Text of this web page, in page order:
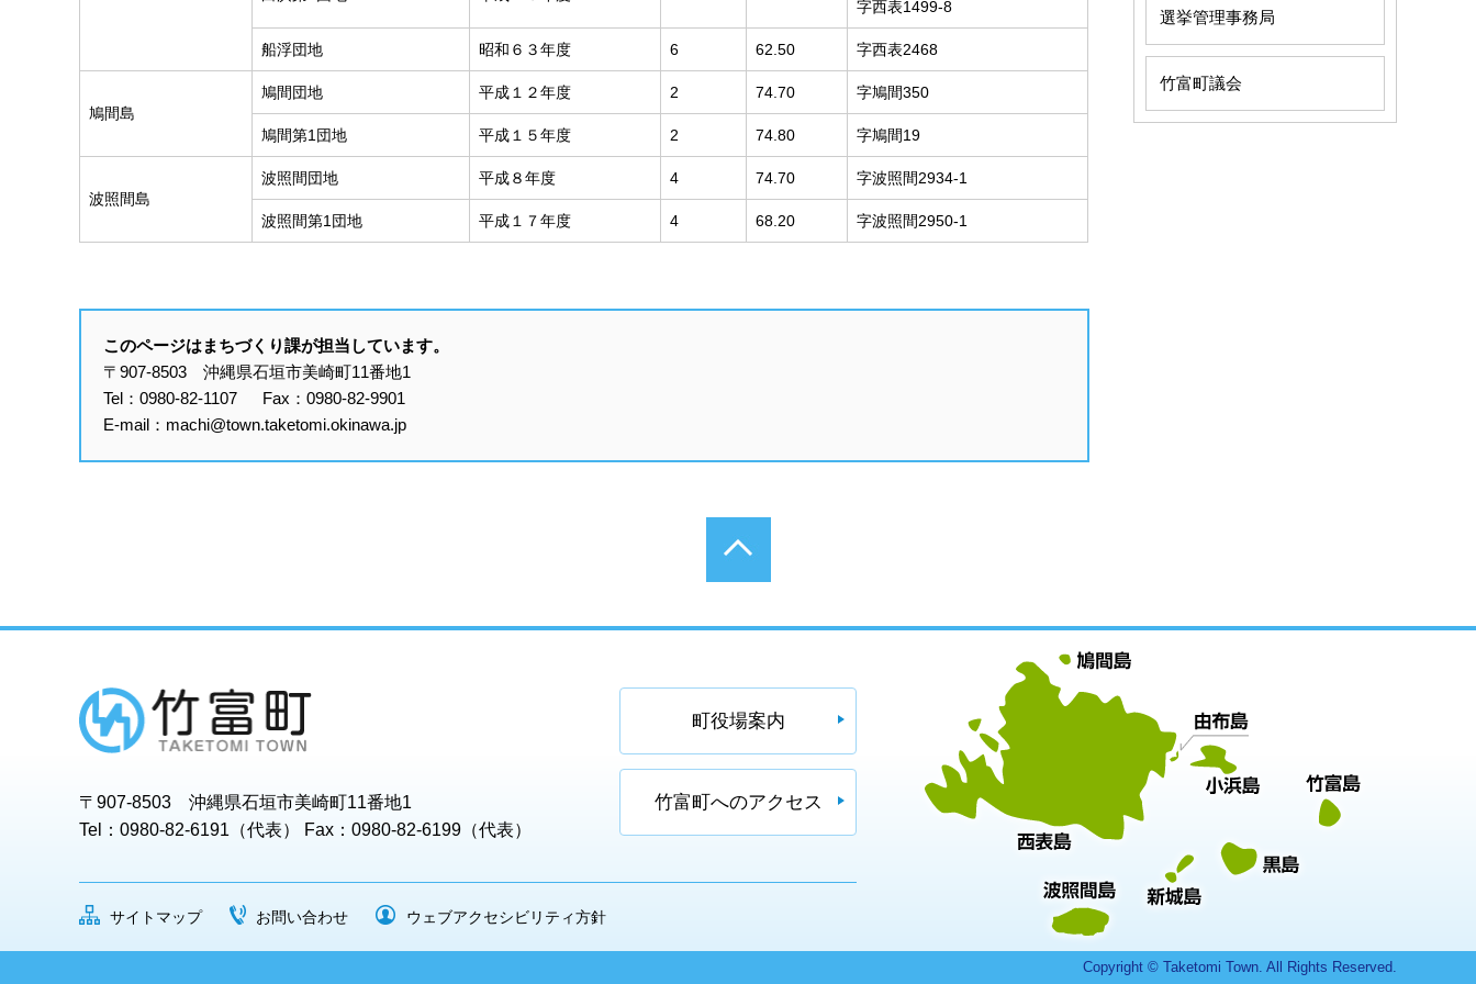
字西表1499-8
船浮団地 昭和６３年度 6 62.50 字西表2468
鳩間島
鳩間団地 平成１２年度 2 74.70 字鳩間350
鳩間第1団地 平成１５年度 2 74.80 字鳩間19
波照間島
波照間団地 平成８年度 4 74.70 字波照間2934-1
波照間第1団地 平成１７年度 4 68.20 字波照間2950-1
このページはまちづくり課が担当しています。
〒907-8503 沖縄県石垣市美崎町11番地1
Tel：0980-82-1107 Fax：0980-82-9901
E-mail：machi@town.taketomi.okinawa.jp
選挙管理事務局
竹富町議会
〒907-8503 沖縄県石垣市美崎町11番地1
Tel：0980-82-6191（代表） Fax：0980-82-6199（代表）
町役場案内
竹富町へのアクセス
サイトマップ お問い合わせ ウェブアクセシビリティ方針
Copyright © Taketomi Town. All Rights Reserved.